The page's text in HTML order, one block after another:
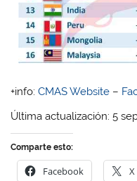
+info:CMAS Website –
Última actualización: 5
Comparte esto:
Facebook X